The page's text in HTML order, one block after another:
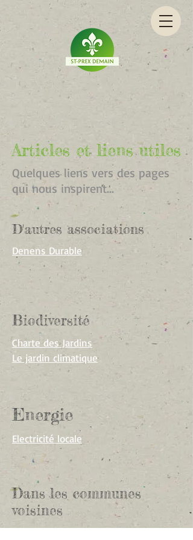
Articles et liens utiles
Quelques liens vers des pages
qui nous inspirent...
D'autres associations
Denens Durable
Biodiversité
Charte des Jardins
Le jardin climatique
Energie
Electricité locale
Dans les communes
voisines